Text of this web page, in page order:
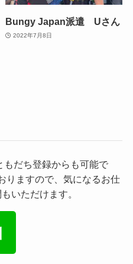
Bungy Japan派遣 Uさん
2022年7月8日
だち登録からも可能で
りますので、気になるお仕
いただけます。